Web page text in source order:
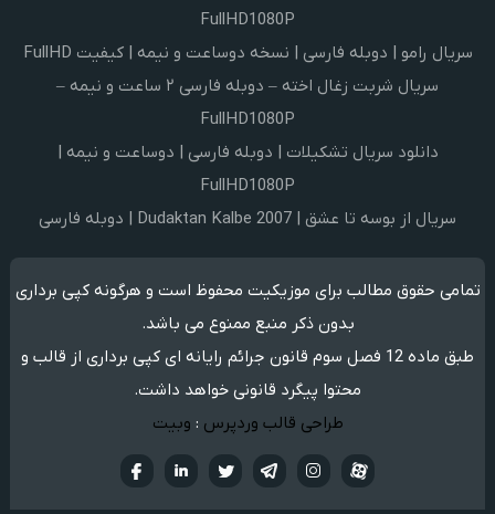
FullHD1080P
سریال رامو | دوبله فارسی | نسخه دوساعت و نیمه | کیفیت FullHD
سریال شربت زغال اخته – دوبله فارسی ۲ ساعت و نیمه –
FullHD1080P
دانلود سریال تشکیلات | دوبله فارسی | دوساعت و نیمه |
FullHD1080P
سریال از بوسه تا عشق | Dudaktan Kalbe 2007 | دوبله فارسی
تمامی حقوق مطالب برای موزیکیت محفوظ است و هرگونه کپی برداری
بدون ذکر منبع ممنوع می باشد.
طبق ماده 12 فصل سوم قانون جرائم رایانه ای کپی برداری از قالب و
محتوا پیگرد قانونی خواهد داشت.
طراحی قالب وردپرس : وبیت
تويتر تلگرام
اینستاگرام آپارات